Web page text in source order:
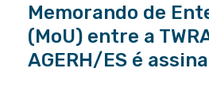
Memorando de
(MoU) entre a
AGERH/ES é